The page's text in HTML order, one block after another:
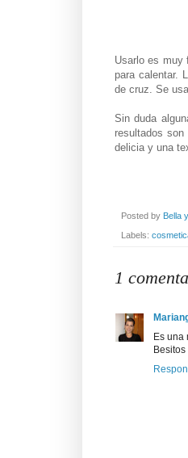
Usarlo es muy
para calentar.
de cruz. Se
Sin duda
resultados
delicia y una
Posted by Bella
Labels:
1
Es una
Besitos